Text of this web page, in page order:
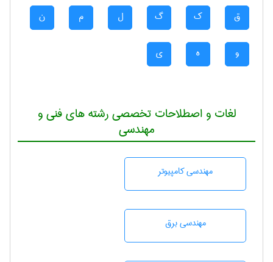
ق ک گ ل م ن
و ه ی
لغات و اصطلاحات تخصصی رشته های فنی و
مهندسی
مهندسی كامپيوتر
مهندسی برق